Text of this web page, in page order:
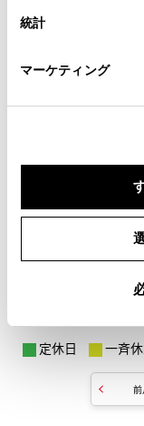
設定の変更、同意
「Cookie（クッキー
統計
マーケティング
定休日 一斉
前